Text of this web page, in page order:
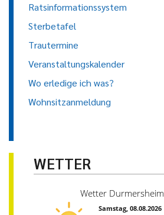
Ratsinformationssystem
Sterbetafel
Trautermine
Veranstaltungskalender
Wo erledige ich was?
Wohnsitzanmeldung
WETTER
Wetter Durmersheim
Samstag, 08.08.2026